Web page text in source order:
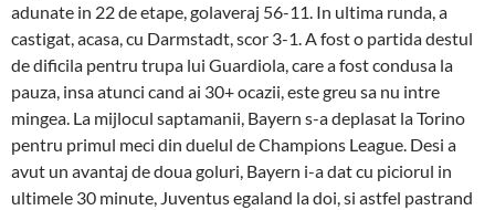
adunate in 22 de etape, golaveraj 56-11. In ultima runda, a
castigat, acasa, cu Darmstadt, scor 3-1. A fost o partida destul
de dificila pentru trupa lui Guardiola, care a fost condusa la
pauza, insa atunci cand ai 30+ ocazii, este greu sa nu intre
mingea. La mijlocul saptamanii, Bayern s-a deplasat la Torino
pentru primul meci din duelul de Champions League. Desi a
avut un avantaj de doua goluri, Bayern i-a dat cu piciorul in
ultimele 30 minute, Juventus egaland la doi, si astfel pastrand